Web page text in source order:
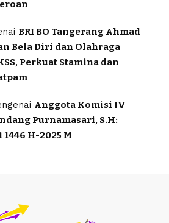
BRI BO Tangerang Ahmad
Bela Diri dan Olahraga
Perkuat Stamina dan
Anggota Komisi IV
Purnamasari, S.H:
H-2025 M